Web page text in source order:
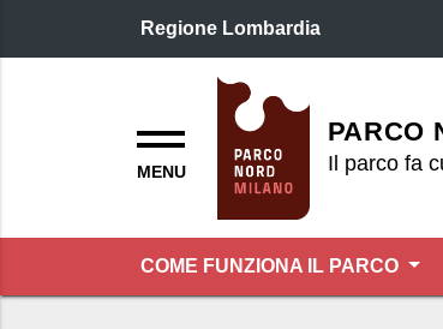
Regione Lombardia
PARCO
Il parco fa
COME FUNZIONA IL PARCO